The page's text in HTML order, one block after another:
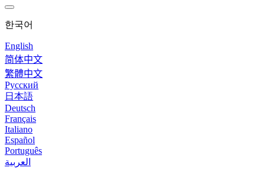
한국어
English
简体中文
繁體中文
Русский
日本語
Deutsch
Français
Italiano
Español
Português
العربية